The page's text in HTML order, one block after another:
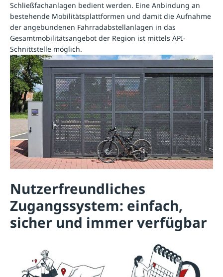
Schließfachanlagen bedient werden. Eine Anbindung an
bestehende Mobilitätsplattformen und damit die Aufnahme
der angebundenen Fahrradabstellanlagen in das
Gesamtmobilitätsangebot der Region ist mittels API-
Schnittstelle möglich.
Nutzerfreundliches
Zugangssystem: einfach,
sicher und immer verfügbar